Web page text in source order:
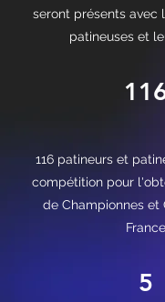
seront présents avec
patineuses et
116 patineurs et
compétition pour
de Championnes et
France
5